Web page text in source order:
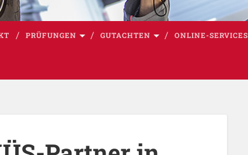
PRÜFUNGEN GUTACHTEN ONLINE-SERVICES